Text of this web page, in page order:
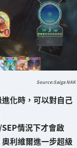
Saiga NAK
化時，可以對自己
情況下才會啟
利維爾進一步超級